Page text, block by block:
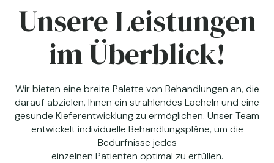
Unsere Leistungen
im Überblick!
Wir bieten eine breite Palette von Behandlungen an, die
darauf abzielen, Ihnen ein strahlendes Lächeln und eine
gesunde Kieferentwicklung zu ermöglichen. Unser Team
entwickelt individuelle Behandlungspläne, um die
Bedürfnisse jedes
einzelnen Patienten optimal zu erfüllen.